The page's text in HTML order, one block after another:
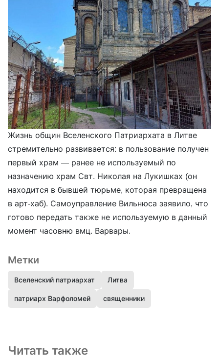
Жизнь общин Вселенского Патриархата в Литве
стремительно развивается: в пользование получен
первый храм — ранее не используемый по
назначению храм Свт. Николая на Лукишках (он
находится в бывшей тюрьме, которая превращена
в арт-хаб). Самоуправление Вильнюса заявило, что
готово передать также не используемую в данный
момент часовню вмц. Варвары.
Метки
Вселенский патриархат Литва
патриарх Варфоломей священники
Читать также